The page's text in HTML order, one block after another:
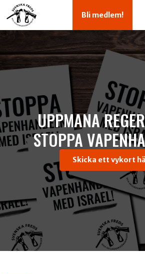
Bli medlem!
UPPMANA
STOPPA
Skicka ett vykort